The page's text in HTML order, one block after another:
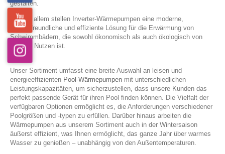
gestalten.
Alles in allem stellen Inverter-Wärmepumpen eine moderne,
umweltfreundliche und effiziente Lösung für die Erwärmung von
Schwimmbädern, die sowohl ökonomisch als auch ökologisch von
großem Nutzen ist.
Unser Sortiment umfasst eine breite Auswahl an leisen und
energieeffizienten Pool-Wärmepumpen mit unterschiedlichen
Leistungskapazitäten, um sicherzustellen, dass unsere Kunden das
perfekt passende Gerät für ihren Pool finden können. Die Vielfalt der
verfügbaren Optionen ermöglicht es, die Anforderungen verschiedener
Poolgrößen und -typen zu erfüllen. Darüber hinaus arbeiten die
Wärmepumpen aus unserem Sortiment auch in der Wintersaison
äußerst effizient, was Ihnen ermöglicht, das ganze Jahr über warmes
Wasser zu genießen – unabhängig von den Außentemperaturen.